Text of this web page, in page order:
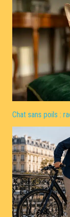
Chat sans poils :